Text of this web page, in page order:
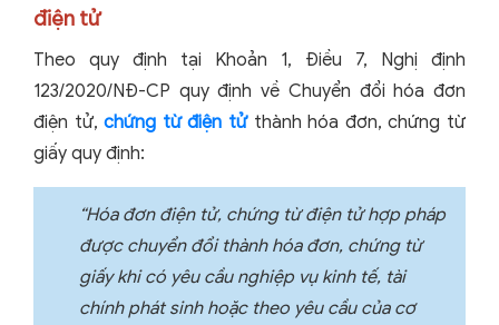
điện tử
Theo quy định tại Khoản 1, Điều 7, Nghị định
123/2020/NĐ-CP quy định về Chuyển đổi hóa đơn
điện tử,chứng từ điện tửthành hóa đơn, chứng từ
giấy quy định:
“Hóa đơn điện tử, chứng từ điện tử hợp pháp
được chuyển đổi thành hóa đơn, chứng từ
giấy khi có yêu cầu nghiệp vụ kinh tế, tài
chính phát sinh hoặc theo yêu cầu của cơ